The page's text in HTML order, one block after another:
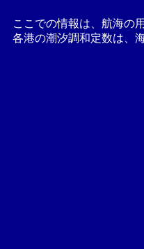
ここでの情報は、航海の
各港の潮汐調和定数は、